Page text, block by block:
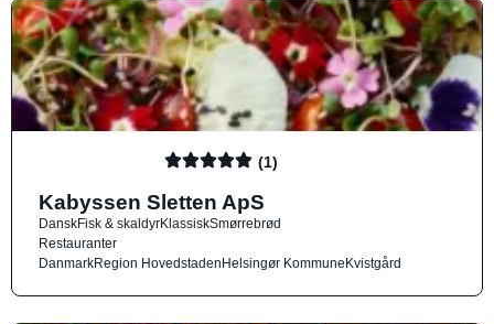
(1)
Kabyssen Sletten ApS
DanskFisk & skaldyrKlassiskSmørrebrød
Restauranter
DanmarkRegion HovedstadenHelsingør KommuneKvistgård